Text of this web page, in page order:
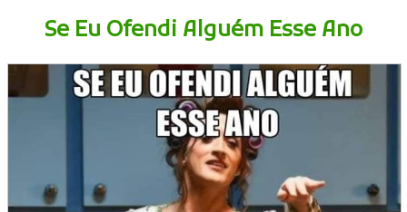
Se Eu Ofendi Alguém Esse Ano